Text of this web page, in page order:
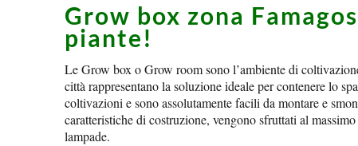
Grow box zona
piante!
Le Grow box o Grow room sono l’ambiente di
città rappresentano la soluzione ideale per contenere lo
coltivazioni e sono assolutamente facili da montare e
caratteristiche di costruzione, vengono sfruttati al
lampade.